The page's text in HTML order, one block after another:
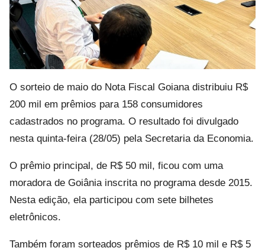
O sorteio de maio do Nota Fiscal Goiana distribuiu R$
200 mil em prêmios para 158 consumidores
cadastrados no programa. O resultado foi divulgado
nesta quinta-feira (28/05) pela Secretaria da Economia.
O prêmio principal, de R$ 50 mil, ficou com uma
moradora de Goiânia inscrita no programa desde 2015.
Nesta edição, ela participou com sete bilhetes
eletrônicos.
Também foram sorteados prêmios de R$ 10 mil e R$ 5